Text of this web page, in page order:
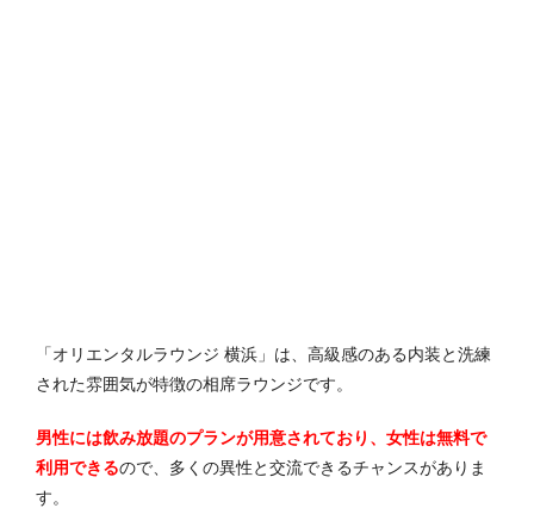
「オリエンタルラウンジ 横浜」は、高級感のある内装と洗練
された雰囲気が特徴の相席ラウンジです。
男性には飲み放題のプランが用意されており、女性は無料で
利用できるので、多くの異性と交流できるチャンスがありま
す。